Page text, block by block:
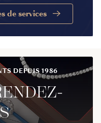
de services
DEPUIS 1986